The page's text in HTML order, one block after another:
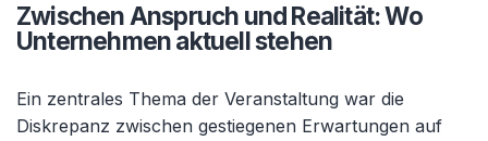
Zwischen Anspruch und Realität: Wo
Unternehmen aktuell stehen
Ein zentrales Thema der Veranstaltung war die
Diskrepanz zwischen gestiegenen Erwartungen auf